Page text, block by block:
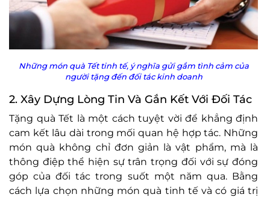
Những món quà Tết tinh tế, ý nghĩa gửi gắm tình cảm của
người tặng đến đối tác kinh doanh
2. Xây Dựng Lòng Tin Và Gắn Kết Với Đối Tác
Tặng quà Tết là một cách tuyệt vời để khẳng định
cam kết lâu dài trong mối quan hệ hợp tác. Những
món quà không chỉ đơn giản là vật phẩm, mà là
thông điệp thể hiện sự trân trọng đối với sự đóng
góp của đối tác trong suốt một năm qua. Bằng
cách lựa chọn những món quà tinh tế và có giá trị